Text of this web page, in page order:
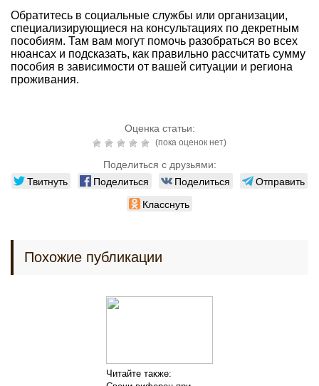
Обратитесь в социальные службы или организации,
специализирующиеся на консультациях по декретным
пособиям. Там вам могут помочь разобраться во всех
нюансах и подсказать, как правильно рассчитать сумму
пособия в зависимости от вашей ситуации и региона
проживания.
Оценка статьи:
(пока оценок нет)
Поделиться с друзьями:
Твитнуть Поделиться Поделиться
Отправить
Класснуть
Похожие публикации
Читайте также: